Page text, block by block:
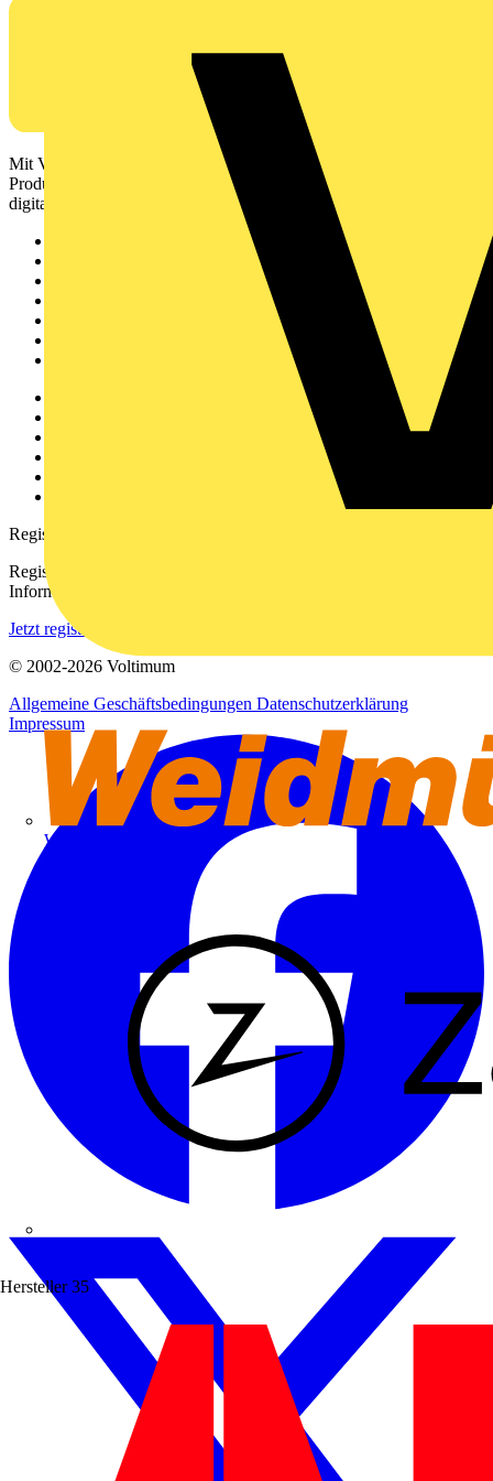
Weidmüller
Hersteller 35
Mit Voltimum erhalten Elektrofachkräfte Zugang zu Branchennews,
Produktinformationen, Schulungen und Tools – alles auf einer
digitalen Plattform und Community.
Registrierung
Registrieren Sie sich kostenlos und erhalten Sie stets aktuelle
Informationen aus der Elektroindustrie.
Jetzt registrieren
© 2002-2026 Voltimum
Allgemeine Geschäftsbedingungen Datenschutzerklärung
Impressum